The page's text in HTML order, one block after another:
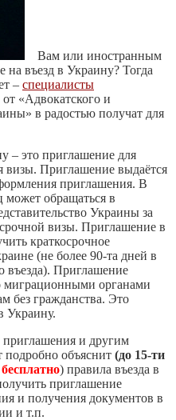
Вам или иностранным
на въезд в Украину? Тогда
– специалисты
«Адвокатского и
в радостью получат для
– это приглашение для
визы. Приглашение выдаётся
приглашения. В
может обращаться в
Украины за
визы. Приглашение в
краткосрочное
(не более 90-та дней в
въезда). Приглашение
миграционными органами
без гражданства. Это
Украину.
и другим
объяснит (до 15-ти
бесплатно) правила въезда в
приглашение
и получения документов в
и т.п.